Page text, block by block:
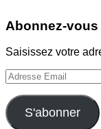
Abonnez-vous
Saisissez votre
Adresse
Email
S'abonner